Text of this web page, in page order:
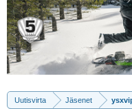
Uutisvirta Jäsenet